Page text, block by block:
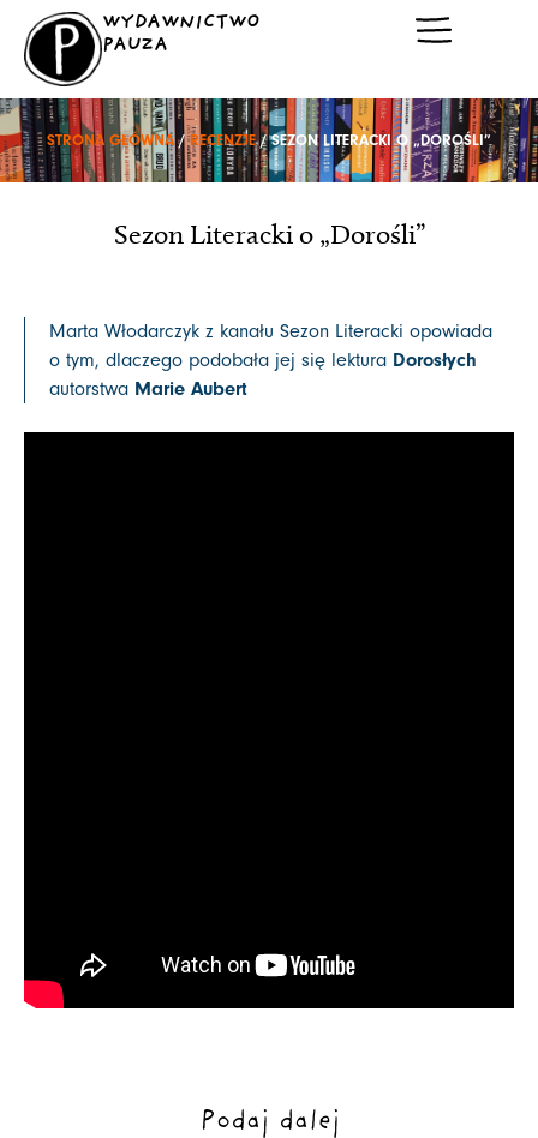
Przejdź
treści
WYDAWNICTWO
PAUZA
STRONA GŁÓWNA /RECENZJE/ SEZON LITERACKI O „DOROŚLI”
Sezon Literacki o „Dorośli”
Marta Włodarczyk z kanału Sezon Literacki opowiada
o tym, dlaczego podobała jej się lektura Dorosłych
autorstwa Marie Aubert
Podaj dalej